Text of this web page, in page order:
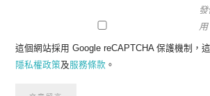
用
這個網站採用 Google reCAPTCHA 保護機制，
隱私權政策及服務條款 。